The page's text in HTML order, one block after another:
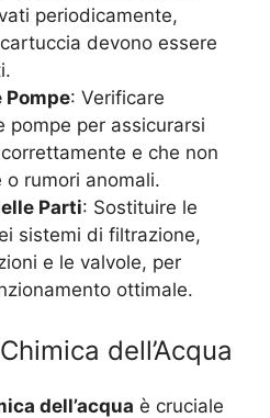
periodicamente,
devono essere
Pompe: Verificare
pompe per assicurarsi
e che non
rumori anomali.
Parti: Sostituire le
sistemi di filtrazione,
e le valvole, per
ottimale.
dell’Acqua
dell’acqua è cruciale